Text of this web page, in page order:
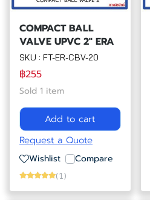
COMPACT BALL
VALVE UPVC 2" ERA
SKU : FT-ER-CBV-20
฿255
Sold 1 item
Add to cart
Request a Quote
Wishlist Compare
(1)